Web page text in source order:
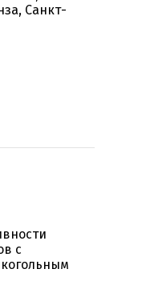
Санкт-
с